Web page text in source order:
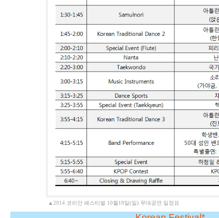
▲2014 코리안 페스티벌 10월19일(일) 무대공연 일정표